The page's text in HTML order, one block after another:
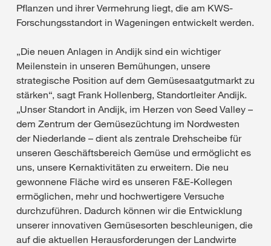
Pflanzen und ihrer Vermehrung liegt, die am KWS-
Forschungsstandort in Wageningen entwickelt werden.
„Die neuen Anlagen in Andijk sind ein wichtiger
Meilenstein in unseren Bemühungen, unsere
strategische Position auf dem Gemüsesaatgutmarkt zu
stärken“, sagt Frank Hollenberg, Standortleiter Andijk.
„Unser Standort in Andijk, im Herzen von Seed Valley –
dem Zentrum der Gemüsezüchtung im Nordwesten
der Niederlande – dient als zentrale Drehscheibe für
unseren Geschäftsbereich Gemüse und ermöglicht es
uns, unsere Kernaktivitäten zu erweitern. Die neu
gewonnene Fläche wird es unseren F&E-Kollegen
ermöglichen, mehr und hochwertigere Versuche
durchzuführen. Dadurch können wir die Entwicklung
unserer innovativen Gemüsesorten beschleunigen, die
auf die aktuellen Herausforderungen der Landwirte